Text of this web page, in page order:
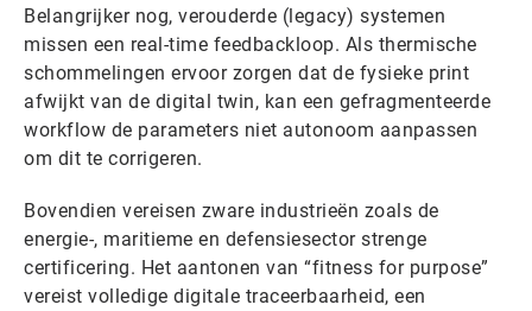
Belangrijker nog, verouderde (legacy) systemen
missen een real-time feedbackloop. Als thermische
schommelingen ervoor zorgen dat de fysieke print
afwijkt van de digital twin, kan een gefragmenteerde
workflow de parameters niet autonoom aanpassen
om dit te corrigeren.
Bovendien vereisen zware industrieën zoals de
energie-, maritieme en defensiesector strenge
certificering. Het aantonen van “fitness for purpose”
vereist volledige digitale traceerbaarheid, een